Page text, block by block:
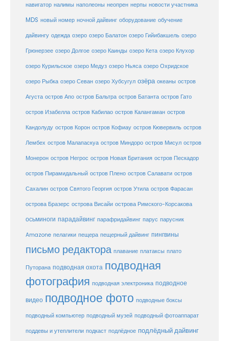
навигатор налимы наполеоны неопрен нерпы новости участника
MDS новый номер ночной дайвинг оборудование обучение
дайвингу одежда озеро озеро Балатон озеро Гийибакшель озеро
Грюнерзее озеро Долгое озеро Каинды озеро Кета озеро Клухор
озеро Курильское озеро Медуз озеро Ньяса озеро Охридское
озеро Рыбка озеро Севан озеро Хубсугул озёра океаны остров
Агуста остров Апо остров Бальтра остров Батанта остров Гато
остров Изабелла остров Кабилао остров Калангаман остров
Кандолуду остров Корон остров Кофиау остров Кювервиль остров
Лембех остров Малапаскуа остров Миндоро остров Мисул остров
Монерон остров Негрос остров Новая Британия остров Пескадор
остров Пирамидальный остров Плено остров Салавати остров
Сахалин остров Святого Георгия остров Утила остров Фарасан
острова Бразерс острова Висайи острова Римского-Корсакова
осьминоги парадайвинг парафридайвинг парус парусник
Amazone пелагики пещера пещерный дайвинг пингвины
письмо редактора плавание платаксы плато
Путорана подводная охота подводная
фотография подводная электроника подводное
видео подводное фото подводные боксы
подводный компьютер подводный музей подводный фотоаппарат
поддевы и утеплители подкаст подлёдное подлёдный дайвинг